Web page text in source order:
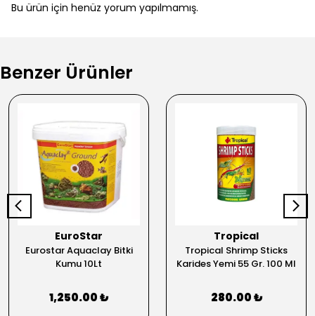
Bu ürün için henüz yorum yapılmamış.
Benzer Ürünler
EuroStar
Eurostar Aquaclay Bitki
Kumu 10Lt
1,250.00 ₺
Tropical
Tropical Shrimp Sticks
Karides Yemi 55 Gr. 100 Ml
280.00 ₺